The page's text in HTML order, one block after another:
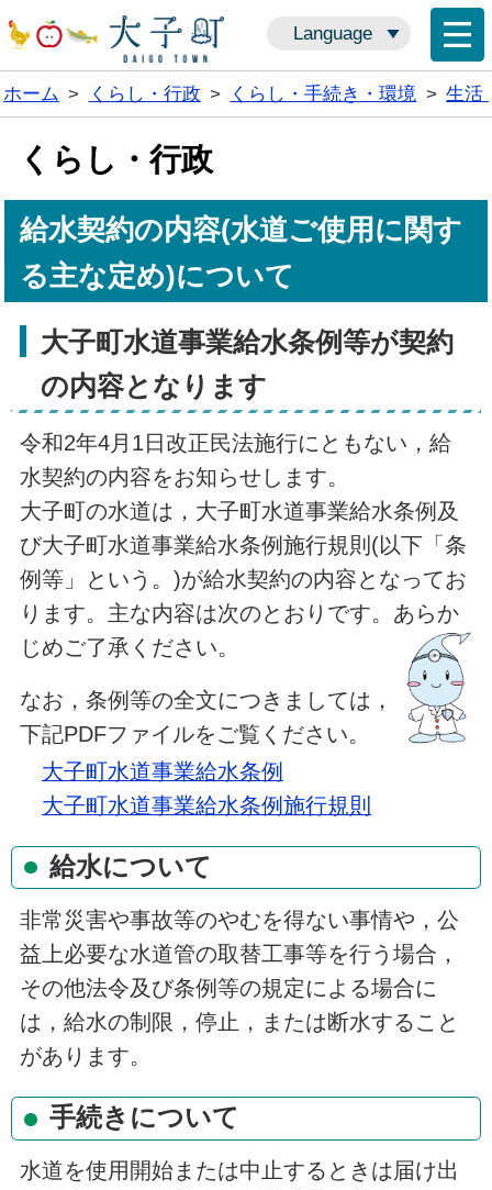
Language
ホーム > くらし・行政 > くらし・手続き・環境 > 生活
くらし・行政
給水契約の内容(水道ご使用に関す
る主な定め)について
大子町水道事業給水条例等が契約
の内容となります
令和2年4月1日改正民法施行にともない，給
水契約の内容をお知らせします。
大子町の水道は，大子町水道事業給水条例及
び大子町水道事業給水条例施行規則(以下「条
例等」という。)が給水契約の内容となってお
ります。主な内容は次のとおりです。あらか
じめご了承ください。
なお，条例等の全文につきましては，
下記PDFファイルをご覧ください。
大子町水道事業給水条例
大子町水道事業給水条例施行規則
給水について
非常災害や事故等のやむを得ない事情や，公
益上必要な水道管の取替工事等を行う場合，
その他法令及び条例等の規定による場合に
は，給水の制限，停止，または断水すること
があります。
手続きについて
水道を使用開始または中止するときは届け出